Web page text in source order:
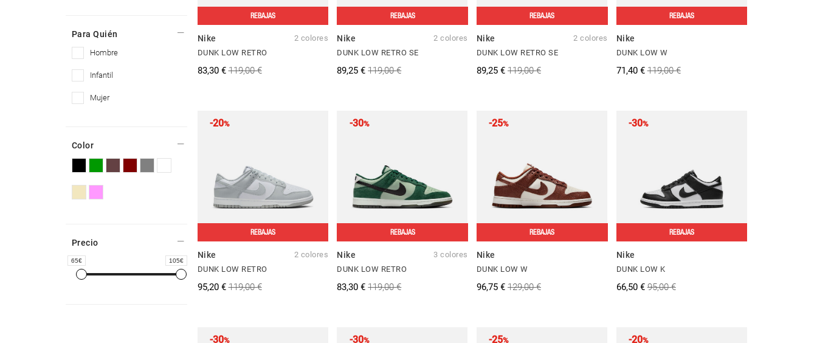
REBAJAS
Nike
2 colores
DUNK LOW RETRO
83,30 € 119,00 €
REBAJAS
Nike
2 colores
DUNK LOW RETRO SE
89,25 € 119,00 €
REBAJAS
Nike
2 colores
DUNK LOW RETRO SE
89,25 € 119,00 €
REBAJAS
Nike
DUNK LOW W
71,40 € 119,00 €
-20%
REBAJAS
Nike
2 colores
DUNK LOW RETRO
95,20 € 119,00 €
-30%
REBAJAS
Nike
3 colores
DUNK LOW RETRO
83,30 € 119,00 €
-25%
REBAJAS
Nike
DUNK LOW W
96,75 € 129,00 €
-30%
REBAJAS
Nike
DUNK LOW K
66,50 € 95,00 €
-30% -30% -25% -20%
Para Quién
hombre
infantil
mujer
Color
Precio
65 105